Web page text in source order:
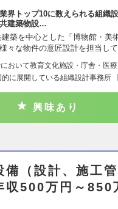
界トップ10に数えられる組織
建築物設…
建築を中心とした「博物館・美
々な物件の意匠設計を担当し
おいて教育文化施設・庁舎・医
に展開している組織設計事務所
興味あり
備（設計、施工
収500万円～850